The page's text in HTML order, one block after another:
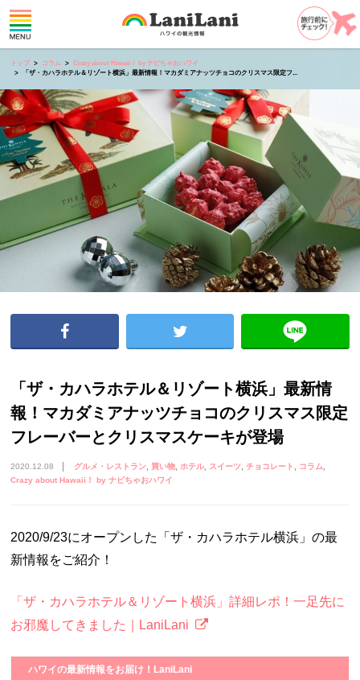
トップ コラム
Crazy about Hawaii！ by ナビちゃおハワイ
「ザ・カハラホテル＆リゾート横浜」最新情報！マカダミアナッツチョコのクリスマス限定フ...
「ザ・カハラホテル＆リゾート横浜」最新情
報！マカダミアナッツチョコのクリスマス限定
フレーバーとクリスマスケーキが登場
2020.12.08 グルメ・レストラン 買い物 ホテル スイーツ チョコレート
コラム
Crazy about Hawaii！ by ナビちゃおハワイ
2020/9/23にオープンした「ザ・カハラホテル横浜」の最
新情報をご紹介！
「ザ・カハラホテル＆リゾート横浜」詳細レポ！一足先に
お邪魔してきました｜LaniLani
ハワイの最新情報をお届け！LaniLani